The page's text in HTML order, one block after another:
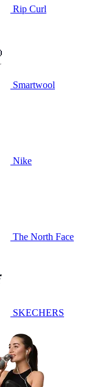
Rip Curl
Smartwool
Nike
The North Face
SKECHERS